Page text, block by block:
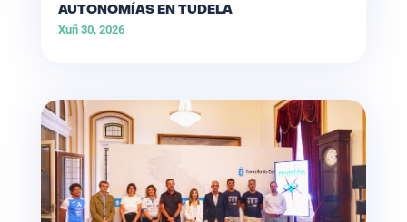
AUTONOMÍAS EN TUDELA
Xuñ 30, 2026